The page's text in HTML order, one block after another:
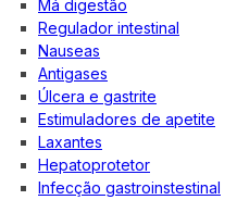
Má digestão
Regulador intestinal
Nauseas
Antigases
Úlcera e gastrite
Estimuladores de apetite
Laxantes
Hepatoprotetor
Infecção gastroinstestinal